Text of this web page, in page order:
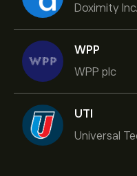
Doximity Inc.
WPP
WPP plc
UTI
Universal